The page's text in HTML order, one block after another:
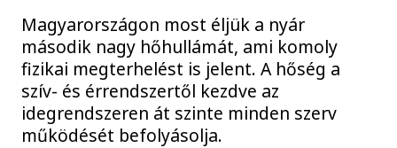
Magyarországon most éljük a nyár
második nagy hőhullámát, ami komoly
fizikai megterhelést is jelent. A hőség a
szív- és érrendszertől kezdve az
idegrendszeren át szinte minden szerv
működését befolyásolja.